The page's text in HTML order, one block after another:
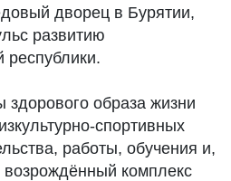
дворец в Бурятии,
развитию
республики.
здорового образа жизни
спортивных
работы, обучения и,
возрождённый комплекс